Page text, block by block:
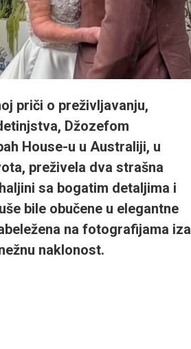
priči o preživljavanju,
Džozefom
House-u u Australiji, u
preživela dva strašna
sa bogatim detaljima i
bile obučene u elegantne
na fotografijama iza
naklonost.